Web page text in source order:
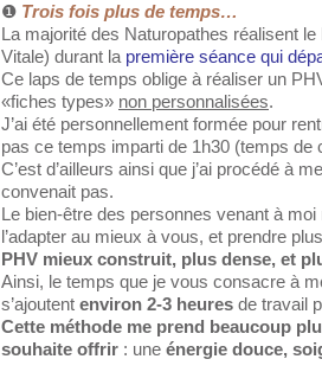
❶ Trois fois plus de temps…
La majorité des Naturopathes réalisent
Vitale) durant la première séance qui
Ce laps de temps oblige à réaliser un
«fiches types» non personnalisées.
J’ai été personnellement formée pour
pas ce temps imparti de 1h30 (temps de
C’est d’ailleurs ainsi que j’ai procédé à
convenait pas.
Le bien-être des personnes venant à
l’adapter au mieux à vous, et prendre
PHV mieux construit, plus dense, et
Ainsi, le temps que je vous consacre à
s’ajoutent environ 2-3 heures de travail
Cette méthode me prend beaucoup
souhaite offrir : une énergie douce,